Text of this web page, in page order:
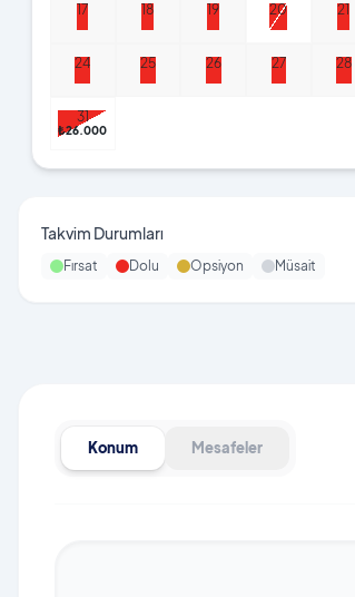
17 18 19 20 21
24 25 26 27 28
31
₺26.000
Takvim Durumları
Fırsat Dolu Opsiyon Müsait
Konum Mesafeler